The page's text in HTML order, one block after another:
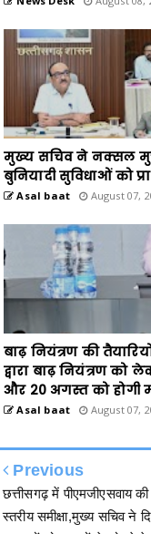
मुख्य सचिव ने नक्सल
बुनियादी सुविधाओं को
Asal baat August 07,
बाढ़ नियंत्रण की
द्वारा बाढ़ नियंत्रण
और 20 अगस्त को होगी
Asal baat August 07,
Previous
स्तरीय समीक्षा,मुख्य सचिव ने
बसाहटों को सड़कों से जोड़ने के